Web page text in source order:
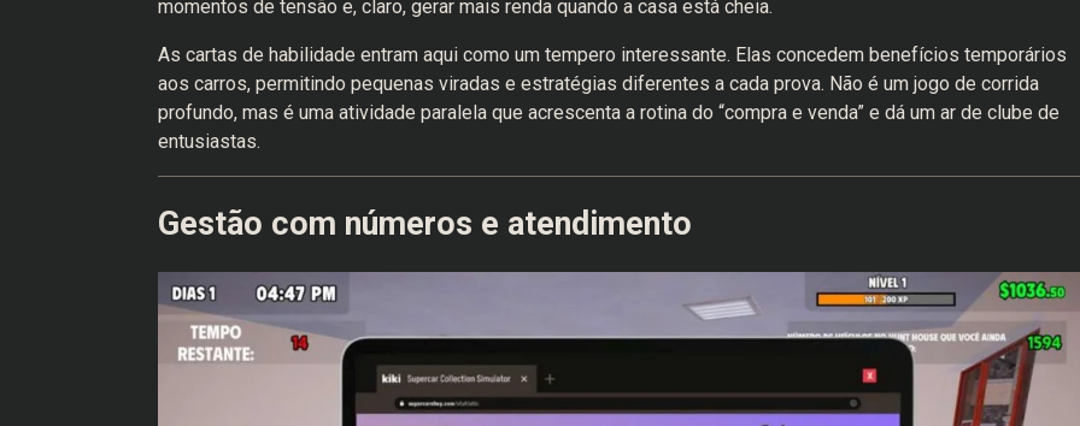
momentos de tensão e, claro, gerar mais renda quando a casa está cheia.
As cartas de habilidade entram aqui como um tempero interessante. Elas concedem benefícios temporários
aos carros, permitindo pequenas viradas e estratégias diferentes a cada prova. Não é um jogo de corrida
profundo, mas é uma atividade paralela que acrescenta a rotina do “compra e venda” e dá um ar de clube de
entusiastas.
Gestão com números e atendimento